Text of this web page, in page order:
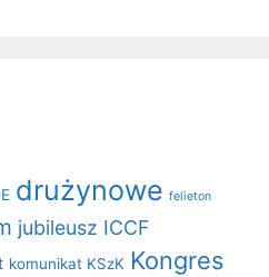
drużynowe felieton
jubileusz ICCF
komunikat KSzK Kongres